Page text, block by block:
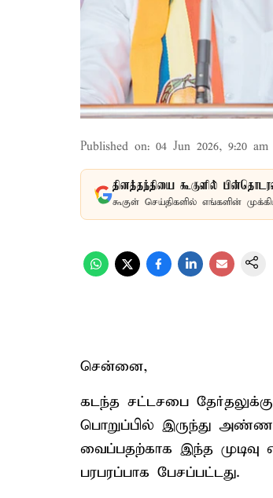
Published on: 04 Jun 2026, 9:20 am
தினத்தந்தியை கூகுளில்
கூகுள் செய்திகளில் எங்களின்
சென்னை,
கடந்த சட்டசபை
பொறுப்பில் இருந்து
வைப்பதற்காக இந்த முடிவு
பரபரப்பாக பேசப்பட்டது.